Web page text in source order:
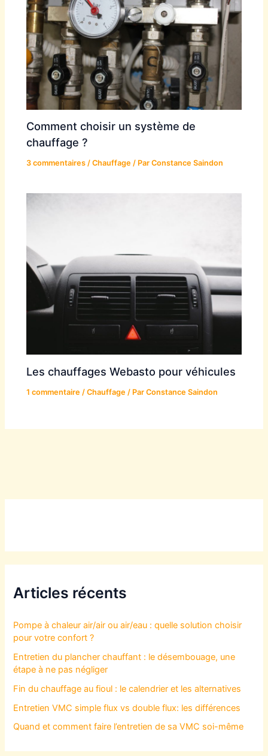
Comment choisir un système de
chauffage ?
3 commentaires /Chauffage / ParConstance Saindon
Les chauffages Webasto pour véhicules
1 commentaire /Chauffage / ParConstance Saindon
Articles récents
Pompe à chaleur air/air ou air/eau : quelle solution choisir
pour votre confort ?
Entretien du plancher chauffant : le désembouage, une
étape à ne pas négliger
Fin du chauffage au fioul : le calendrier et les alternatives
Entretien VMC simple flux vs double flux: les différences
Quand et comment faire l’entretien de sa VMC soi-même